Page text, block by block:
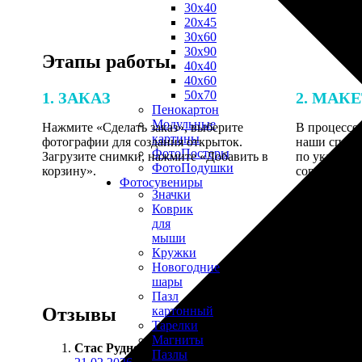
30х40
20х45
30х60
30х90
40х40
40х60
50х70
Пенокартон
Модульные
картины
ФотоПостеры
ФотоПодушки
Фотоcувениры
Значки
Коврик
для
мыши
Кружки
Новогодние
шары
Пазл
картонный
Тарелки
Магниты
Пазлы
Этапы работы
1. ЗАКАЗ
Нажмите «Сделать заказ», выберите
фотографии для создания открыток.
Загрузите снимки, нажмите «Добавить в
корзину».
2.
В процессе
наши
по
Отзывы
Стас Руднев
: